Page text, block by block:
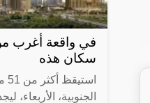
في واقعة أغرب
سكان هذه
الجنوبية، الأربعاء،